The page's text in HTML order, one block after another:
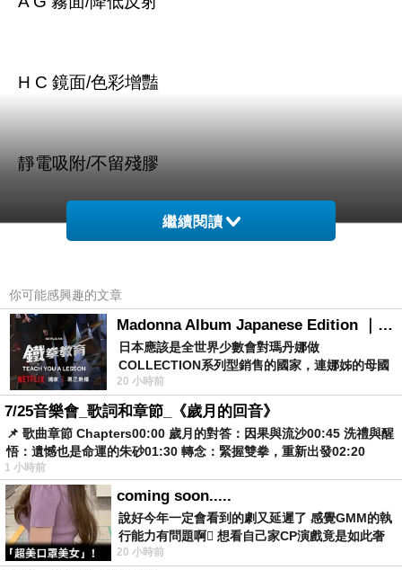
H C 鏡面/色彩增豔
靜電吸附/不留殘膠
商品訊息描述:
EZstick靜電式平板LCD液晶螢幕貼
(可選鏡面防汙及高清霧面)
(ASUS VivoTab TF600 TF600T 螢
幕專用) (贈CCD鏡頭貼)
繼續閱讀
你可能感興趣的文章
Madonna Album Japanese Edition ｜瑪丹娜專輯們2026年日本版重發系列
日本應該是全世界少數會對瑪丹娜做
COLLECTION系列型銷售的國家，連娜姊的母國
美國都沒對她這樣過，這全拜在他們到現在唱片
20 小時前
7/25音樂會_歌詞和章節_《歲月的回音》
📌 歌曲章節 Chapters00:00​ 歲月的對答：因果與流沙00:45​ 洗禮與醒
悟：遺憾也是命運的朱砂01:30​ 轉念：緊握雙拳，重新出發02:20
1 小時前
coming soon.....
說好今年一定會看到的劇又延遲了 感覺GMM的執
行能力有問題啊🫩 想看自己家CP演戲竟是如此奢
侈的事 GMM你說看看啊😑 先把劇放
20 小時前